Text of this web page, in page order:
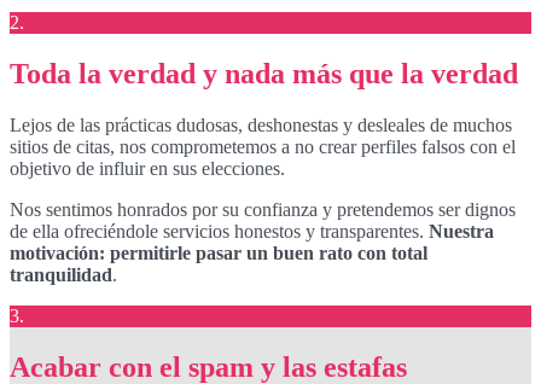
2.
Toda la verdad y nada más que la verdad
Lejos de las prácticas dudosas, deshonestas y desleales de muchos
sitios de citas, nos comprometemos a no crear perfiles falsos con el
objetivo de influir en sus elecciones.
Nos sentimos honrados por su confianza y pretendemos ser dignos
de ella ofreciéndole servicios honestos y transparentes. Nuestra
motivación: permitirle pasar un buen rato con total
tranquilidad.
3.
Acabar con el spam y las estafas